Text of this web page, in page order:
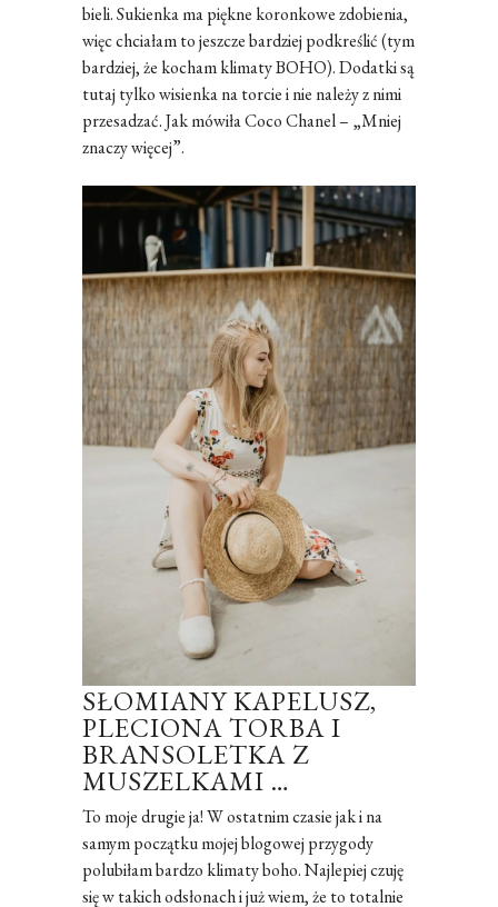
bieli. Sukienka ma piękne koronkowe zdobienia,
więc chciałam to jeszcze bardziej podkreślić (tym
bardziej, że kocham klimaty BOHO). Dodatki są
tutaj tylko wisienka na torcie i nie należy z nimi
przesadzać. Jak mówiła Coco Chanel – „Mniej
znaczy więcej”.
SŁOMIANY KAPELUSZ,
PLECIONA TORBA I
BRANSOLETKA Z
MUSZELKAMI …
To moje drugie ja! W ostatnim czasie jak i na
samym początku mojej blogowej przygody
polubiłam bardzo klimaty boho. Najlepiej czuję
się w takich odsłonach i już wiem, że to totalnie